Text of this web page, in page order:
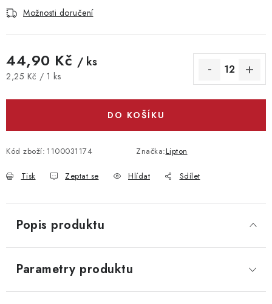
Možnosti doručení
44,90 Kč / ks
Měrná cena:
2,25 Kč / 1 ks
DO KOŠÍKU
Kód zboží: 1100031174 Značka:Lipton
Tisk Zeptat se Hlídat Sdílet
Popis produktu
Parametry produktu